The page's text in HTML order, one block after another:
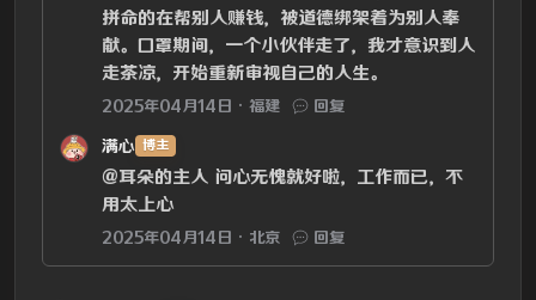
拼命的在帮别人赚钱，被道德绑架着为别人奉
献。口罩期间，一个小伙伴走了，我才意识到人
走茶凉，开始重新审视自己的人生。
2025年04月14日 福建 回复
满心 博主
@耳朵的主人 问心无愧就好啦，工作而已，不
用太上心
2025年04月14日 北京 回复